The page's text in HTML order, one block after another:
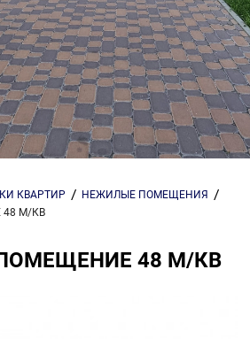
КВАРТИР
НЕЖИЛЫЕ ПОМЕЩЕНИЯ
М/КВ
48 М/КВ